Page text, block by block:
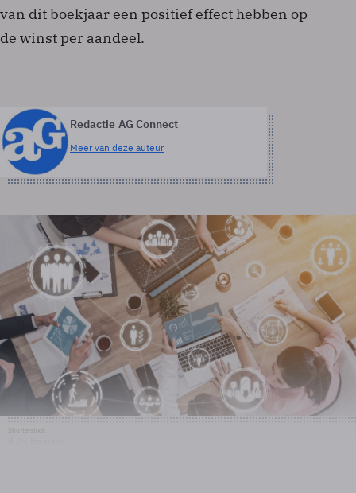
van dit boekjaar een positief effect hebben op
de winst per aandeel.
Redactie AG Connect
Meer van deze auteur